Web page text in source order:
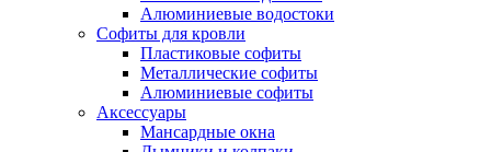
Алюминиевые водостоки
Софиты для кровли
Пластиковые софиты
Металлические софиты
Алюминиевые софиты
Аксессуары
Мансардные окна